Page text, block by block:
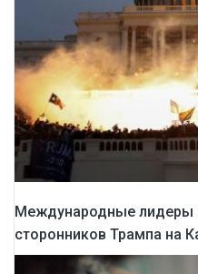
Международные лидеры
сторонников Трампа на